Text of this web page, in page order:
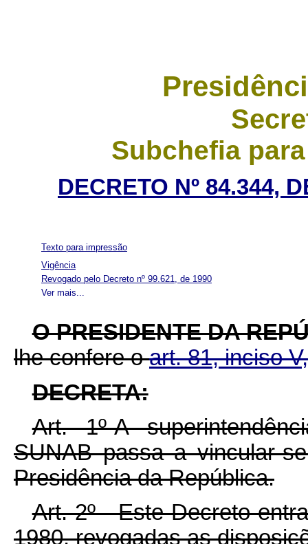
Subchefia
DECRETO Nº 84.344,
Ver mais...
Texto para impressão
Vigência
Revogado pelo Decreto nº 99.621, de 1990
O PRESIDENTE DA
lhe confere oart. 81, inciso
DECRETA:
Art. 1º-A
SUNAB passa a vincular-
Presidência da República.
Art. 2º - Este Decreto
1980, revogadas as